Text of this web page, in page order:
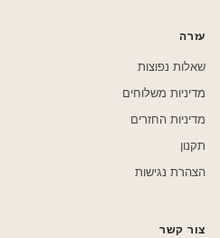
עזרה
שאלות נפוצות
מדיניות משלוחים
מדיניות החזרים
תקנון
הצהרת נגישות
צור קשר